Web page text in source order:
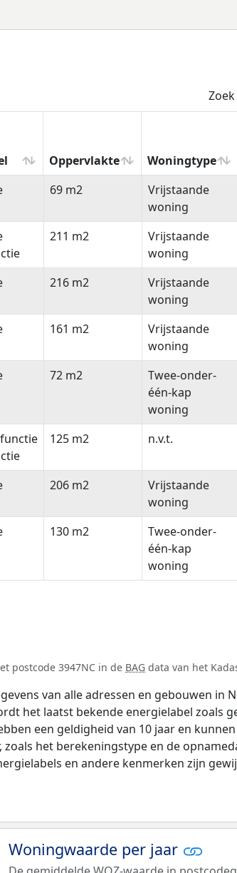
Oppervlakte Woningtype
Oppervlakte Woningtype
69 m2
Vrijstaande
woning
211 m2
Vrijstaande
woning
216 m2
Vrijstaande
woning
161 m2
Vrijstaande
woning
72 m2
Twee-onder-
één-kap
woning
125 m2 n.v.t.
206 m2
Vrijstaande
woning
130 m2
Twee-onder-
één-kap
woning
postcode 3947NC in de BAG data van het
van alle adressen en gebouwen in
het laatst bekende energielabel zoals
een geldigheid van 10 jaar en
het berekeningstype en de
en andere kenmerken zijn
Woningwaarde per jaar